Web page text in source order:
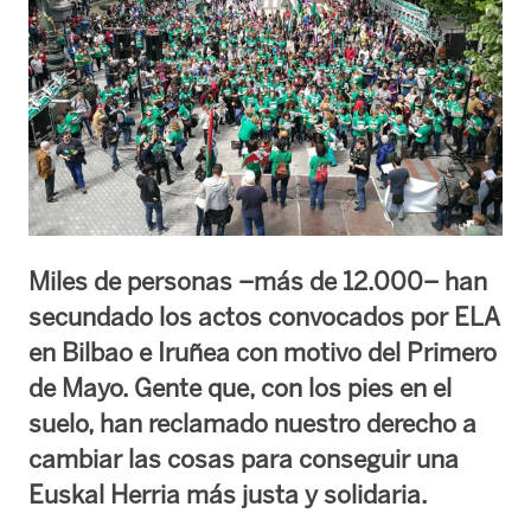
Miles de personas –más de 12.000– han
secundado los actos convocados por ELA
en Bilbao e Iruñea con motivo del Primero
de Mayo. Gente que, con los pies en el
suelo, han reclamado nuestro derecho a
cambiar las cosas para conseguir una
Euskal Herria más justa y solidaria.